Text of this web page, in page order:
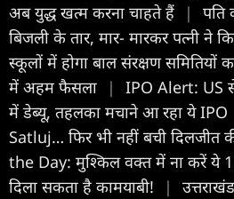
अब युद्ध खत्म करना चाहते हैं
|
पति
बिजली के तार, मार- मारकर पत्नी ने
स्कूलों में होगा बाल संरक्षण समितियों
में अहम फैसला
|
IPO Alert: US
में डेब्यू, तहलका मचाने आ रहा ये IPO
Satluj… फिर भी नहीं बची दिलजीत
the Day: मुश्किल वक्त में ना करें ये
दिला सकता है कामयाबी!
|